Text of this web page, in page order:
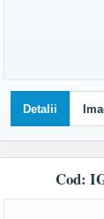
Detalii
Cod: